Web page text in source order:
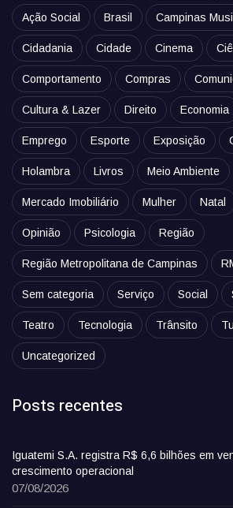
Ação Social Brasil Campinas
Cidadania Cidade Cinema
Comportamento Compras
Cultura & Lazer Direito Economia
Emprego Esporte Exposição
Holambra Livros Meio Ambiente
Mercado Imobiliário Mulher Natal
Opinião Psicologia Região
Região Metropolitana de Campinas
Sem categoria Serviço Social
Teatro Tecnologia Trânsito
Uncategorized
Posts recentes
Iguatemi S.A. registra R$ 6,6 bilhões em
crescimento operacional
07/08/2026